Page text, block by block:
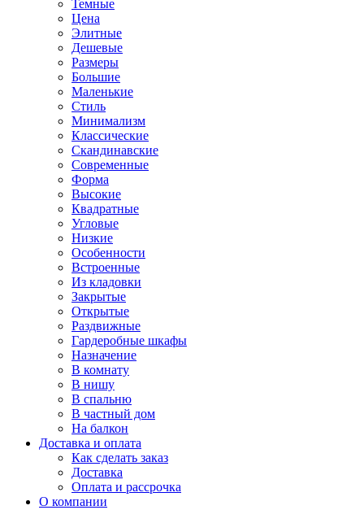
Темные
Цена
Элитные
Дешевые
Размеры
Большие
Маленькие
Стиль
Минимализм
Классические
Скандинавские
Современные
Форма
Высокие
Квадратные
Угловые
Низкие
Особенности
Встроенные
Из кладовки
Закрытые
Открытые
Раздвижные
Гардеробные шкафы
Назначение
В комнату
В нишу
В спальню
В частный дом
На балкон
Доставка и оплата
Как сделать заказ
Доставка
Оплата и рассрочка
О компании